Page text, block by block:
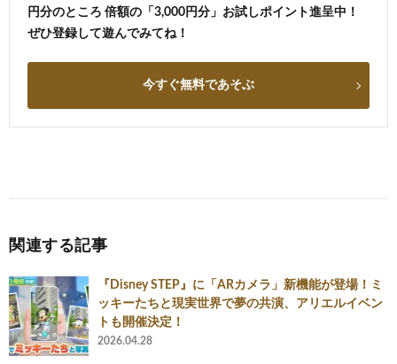
円分のところ 倍額の「3,000円分」お試しポイント進呈中！
ぜひ登録して遊んでみてね！
今すぐ無料であそぶ
関連する記事
『Disney STEP』に「ARカメラ」新機能が登場！ミ
ッキーたちと現実世界で夢の共演、アリエルイベン
トも開催決定！
2026.04.28